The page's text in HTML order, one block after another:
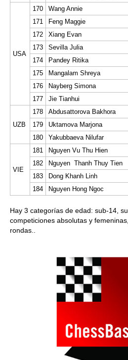
USA
170
Wang Annie
171
Feng Maggie
172
Xiang Evan
173
Sevilla Julia
174
Pandey Ritika
175
Mangalam Shreya
176
Nayberg Simona
177
Jie Tianhui
UZB
178
Abdusattorova Bakhora
179
Uktamova Marjona
180
Yakubbaeva Nilufar
VIE
181
Nguyen Vu Thu Hien
182
Nguyen Thanh Thuy Tien
183
Dong Khanh Linh
184
Nguyen Hong Ngoc
Hay 3 categorías de edad: sub-14,
competiciones absolutas y
rondas..